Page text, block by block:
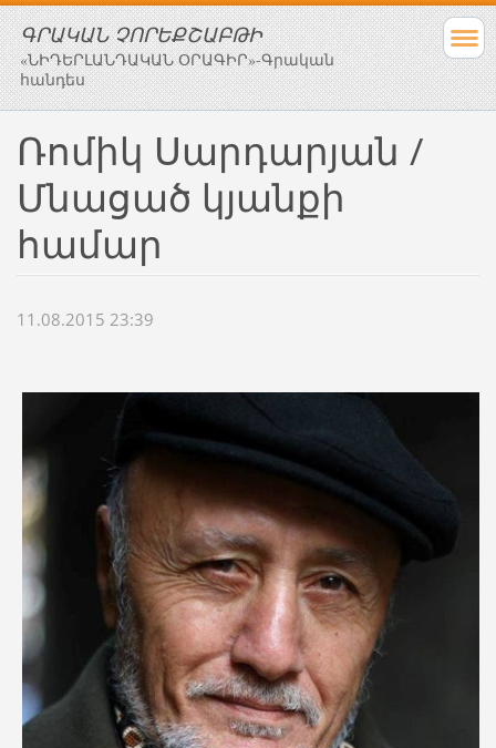
ԳՐԱԿԱՆ ՉՈՐԵՔՇԱԲԹԻ
«ՆԻԴԵՐԼԱՆԴԱԿԱՆ ՕՐԱԳԻՐ»-Գրական
հանդես
Ռոմիկ Սարդարյան /
Մնացած կյանքի
համար
11.08.2015 23:39